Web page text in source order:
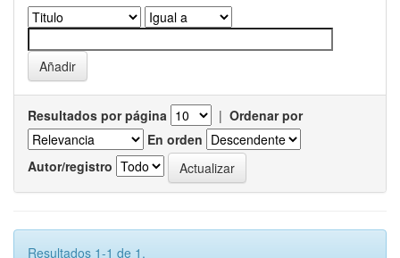
Resultados por página | Ordenar por
En orden
Autor/registro
Resultados 1-1 de 1.